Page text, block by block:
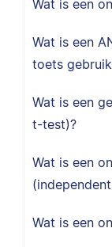
Wat is een
Wat is een
toets
Wat is een
t-test)?
Wat is een
Wat is een